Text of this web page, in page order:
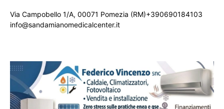
Via Campobello 1/A, 00071 Pomezia (RM)+390690184103
info@sandamianomedicalcenter.it